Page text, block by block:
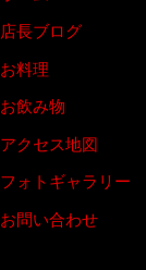
店長ブログ
お料理
お飲み物
アクセス地図
フォトギャラリー
お問い合わせ